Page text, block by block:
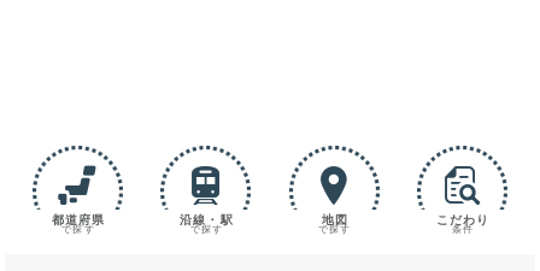
都道府県
で探す
沿線・駅
で探す
地図
で探す
こだわり
条件